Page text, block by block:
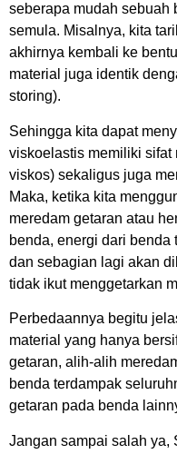
seberapa mudah sebuah
semula. Misalnya, kita
akhirnya kembali ke
material juga identik
storing).
Sehingga kita dapat
viskoelastis memiliki
viskos) sekaligus juga
Maka, ketika kita
meredam getaran atau
benda, energi dari
dan sebagian lagi akan
tidak ikut menggetarkan
Perbedaannya begitu
material yang hanya
getaran, alih-alih
benda terdampak
getaran pada benda
Jangan sampai salah ya,